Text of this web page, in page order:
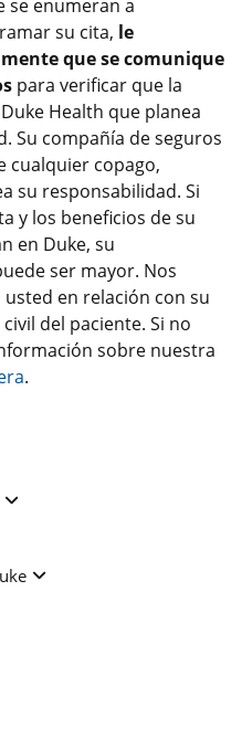
se enumeran a
su cita, le
que se comunique
para verificar que la
Health que planea
Su compañía de seguros
cualquier copago,
su responsabilidad. Si
y los beneficios de su
en Duke, su
ser mayor. Nos
en relación con su
del paciente. Si no
sobre nuestra
.